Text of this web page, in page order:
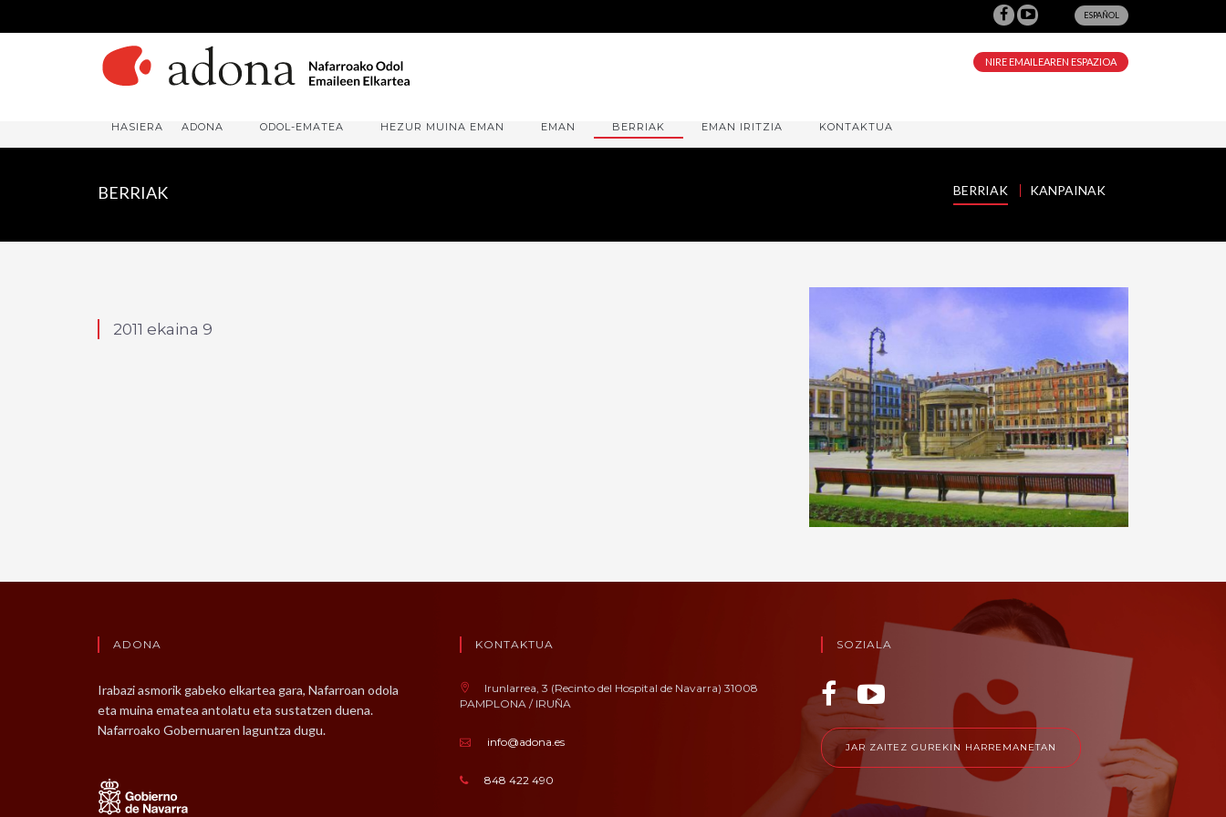
ESPAÑOL
NIRE EMAILEAREN ESPAZIOA
HASIERA ADONA ODOL-EMATEA HEZUR MUINA EMAN EMAN BERRIAK EMAN IRITZIA KONTAKTUA
BERRIAK BERRIAK KANPAINAK
2011 ekaina 9
ADONA
Irabazi asmorik gabeko elkartea gara, Nafarroan odola
eta muina ematea antolatu eta sustatzen duena.
Nafarroako Gobernuaren laguntza dugu.
KONTAKTUA
Irunlarrea, 3 (Recinto del Hospital de Navarra) 31008
PAMPLONA / IRUÑA
info@adona.es
848 422 490
SOZIALA
JAR ZAITEZ GUREKIN HARREMANETAN